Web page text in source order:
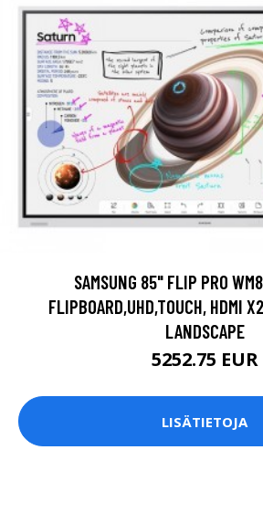
SAMSUNG 85" FLIP PRO
FLIPBOARD,UHD,TOUCH, HDMI
LANDSCAPE
5252.75 EUR
LISÄTIETOJA